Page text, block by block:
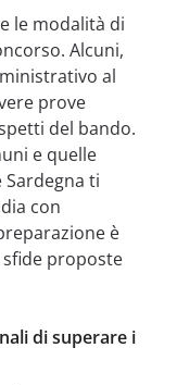
le modalità di
Alcuni,
al
prove
del bando.
e quelle
Sardegna ti
con
è
proposte
di superare i